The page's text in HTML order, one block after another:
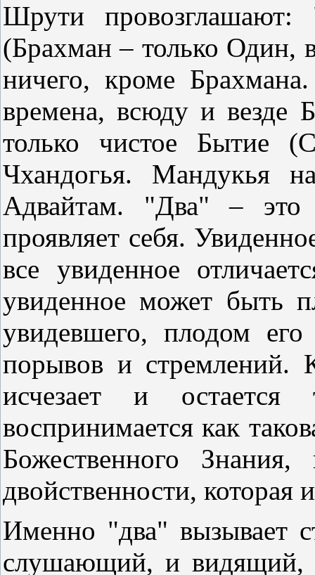
Шрути
(Брахман – только Один,
ничего, кроме
времена, всюду и везде
только чистое Бытие
Чхандогья. Мандукья
Адвайтам. "Два" – это
проявляет себя.
все увиденное
увиденное может быть
увидевшего, плодом
порывов и стремлений.
исчезает и остается
воспринимается как
Божественного Знания,
двойственности, которая
Именно "два" вызывает
слушающий, и